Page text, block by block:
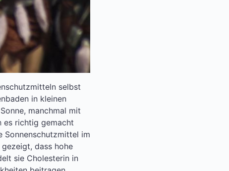
selbst
in kleinen
manchmal mit
es richtig gemacht
Sonnenschutzmittel im
dass hohe
sie Cholesterin in